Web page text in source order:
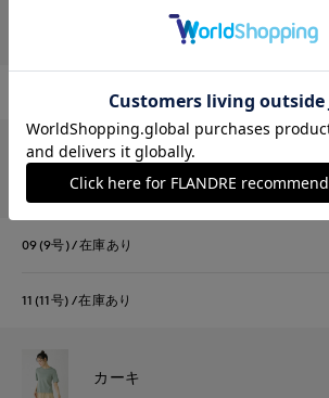
在庫なし
モカチャ
09(9号) 在庫あり
11(11号) 在庫あり
カーキ